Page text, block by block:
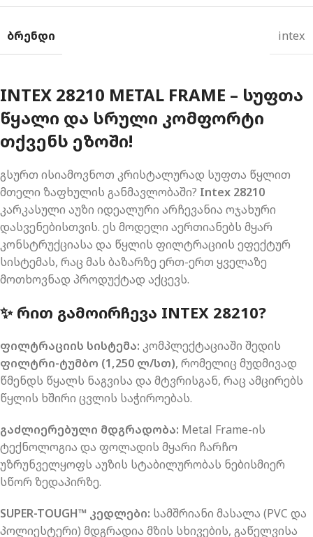
ᲑᲠᲔᲜᲓᲘ intex
INTEX 28210 METAL FRAME – ᲡᲣᲤᲗᲐ
ᲬᲧᲐᲚᲘ ᲓᲐ ᲡᲠᲣᲚᲘ ᲙᲝᲛᲤᲝᲠᲢᲘ
ᲗᲥᲕᲔᲜᲡ ᲔᲖᲝᲨᲘ!
გსურთ ისიამოვნოთ კრისტალურად სუფთა წყლით
მთელი ზაფხულის განმავლობაში? Intex 28210
კარკასული აუზი იდეალური არჩევანია ოჯახური
დასვენებისთვის. ეს მოდელი აერთიანებს მყარ
კონსტრუქციასა და წყლის ფილტრაციის ეფექტურ
სისტემას, რაც მას ბაზარზე ერთ-ერთ ყველაზე
მოთხოვნად პროდუქტად აქცევს.
✨ ᲠᲘᲗ ᲒᲐᲛᲝᲘᲠᲩᲔᲕᲐ INTEX 28210?
ფილტრაციის სისტემა: კომპლექტაციაში შედის
ფილტრი-ტუმბო (1,250 ლ/სთ), რომელიც მუდმივად
წმენდს წყალს ნაგვისა და მტვრისგან, რაც ამცირებს
წყლის ხშირი ცვლის საჭიროებას.
გაძლიერებული მდგრადობა: Metal Frame-ის
ტექნოლოგია და ფოლადის მყარი ჩარჩო
უზრუნველყოფს აუზის სტაბილურობას ნებისმიერ
სწორ ზედაპირზე.
SUPER-TOUGH™ კედლები: სამშრიანი მასალა (PVC და
პოლიესტერი) მდგრადია მზის სხივების, გაწელვისა